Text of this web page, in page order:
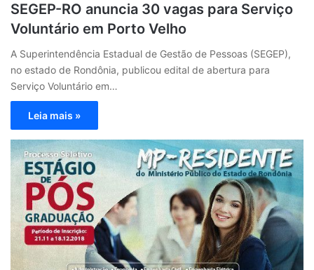
SEGEP-RO anuncia 30 vagas para Serviço
Voluntário em Porto Velho
A Superintendência Estadual de Gestão de Pessoas (SEGEP),
no estado de Rondônia, publicou edital de abertura para
Serviço Voluntário em…
Leia mais »